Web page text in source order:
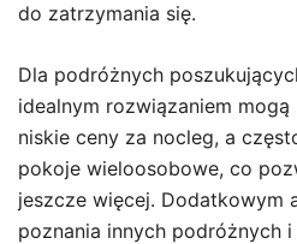
do zatrzymania się.
Dla podróżnych
idealnym rozwiązaniem
niskie ceny za nocleg, a
pokoje wieloosobowe, co
jeszcze więcej. Dodatkowym
poznania innych podróżnych